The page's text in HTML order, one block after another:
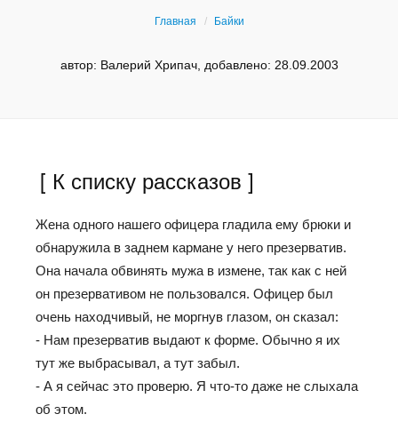
Главная Байки
автор: Валерий Хрипач, добавлено: 28.09.2003
[ К списку рассказов ]
Жена одного нашего офицера гладила ему брюки и
обнаружила в заднем кармане у него презерватив.
Она начала обвинять мужа в измене, так как с ней
он презервативом не пользовался. Офицер был
очень находчивый, не моргнув глазом, он сказал:
- Нам презерватив выдают к форме. Обычно я их
тут же выбрасывал, а тут забыл.
- А я сейчас это проверю. Я что-то даже не слыхала
об этом.